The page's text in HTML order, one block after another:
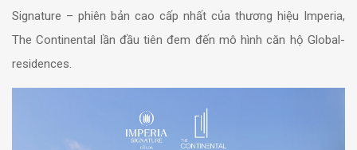
Signature – phiên bản cao cấp nhất của thương hiệu Imperia,
The Continental lần đầu tiên đem đến mô hình căn hộ Global-
residences.